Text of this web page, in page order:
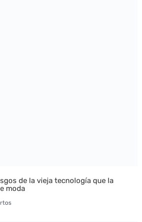
de la vieja tecnología que la
moda